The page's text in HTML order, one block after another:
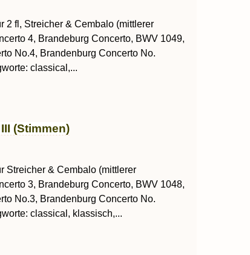
2 fl, Streicher & Cembalo (mittlerer
4, Brandeburg Concerto, BWV 1049,
No.4, Brandenburg Concerto No.
classical,...
(Stimmen)
Streicher & Cembalo (mittlerer
3, Brandeburg Concerto, BWV 1048,
No.3, Brandenburg Concerto No.
classical, klassisch,...